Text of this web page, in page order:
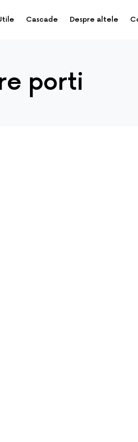
Cascade Despre altele
porti